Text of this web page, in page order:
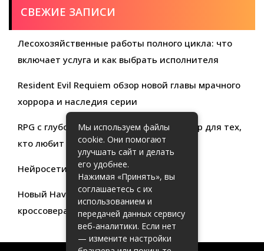
СВЕЖИЕ ЗАПИСИ
Лесохозяйственные работы полного цикла: что
включает услуга и как выбрать исполнителя
Resident Evil Requiem обзор новой главы мрачного
хоррора и наследия серии
RPG с глубокой кастомизацией обзор игр для тех,
кто любит свободу выбора
Нейросети для продуктивности
Новый Haval Jolion: обзор современного
кроссовера для активной жизни
Мы используем файлы
cookie. Они помогают
улучшать сайт и делать
его удобнее.
Нажимая «Принять», вы
соглашаетесь с их
использованием и
передачей данных сервису
веб-аналитики. Если нет
— измените настройки